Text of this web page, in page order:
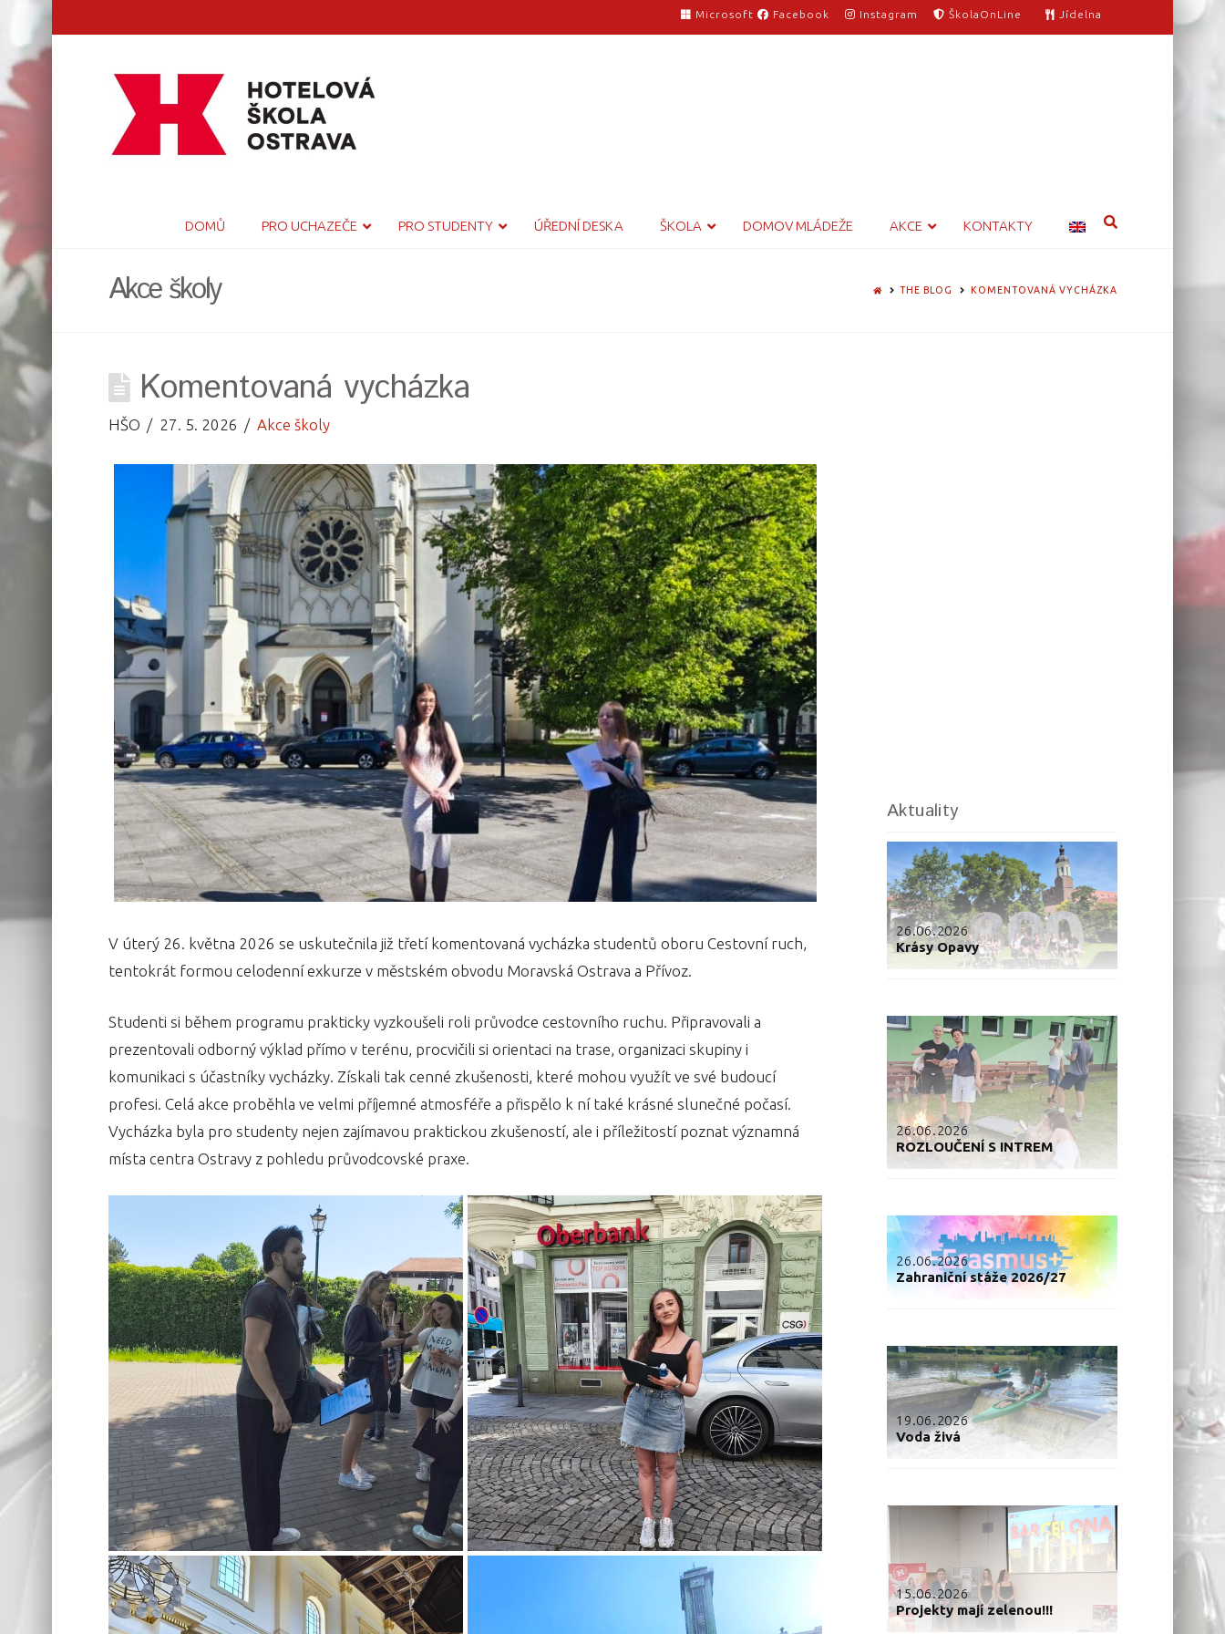
Microsoft Facebook Instagram ŠkolaOnLine Jídelna
DOMŮ PRO UCHAZEČE PRO STUDENTY ÚŘEDNÍ DESKA ŠKOLA DOMOV MLÁDEŽE AKCE KONTAKTY
Akce školy HOMETHE BLOG KOMENTOVANÁ VYCHÁZKA
Komentovaná vycházka
HŠO 27. 5. 2026 Akce školy
V úterý 26. května 2026 se uskutečnila již třetí komentovaná vycházka studentů oboru Cestovní ruch,
tentokrát formou celodenní exkurze v městském obvodu Moravská Ostrava a Přívoz.
Studenti si během programu prakticky vyzkoušeli roli průvodce cestovního ruchu. Připravovali a
prezentovali odborný výklad přímo v terénu, procvičili si orientaci na trase, organizaci skupiny i
komunikaci s účastníky vycházky. Získali tak cenné zkušenosti, které mohou využít ve své budoucí
profesi. Celá akce proběhla ve velmi příjemné atmosféře a přispělo k ní také krásné slunečné počasí.
Vycházka byla pro studenty nejen zajímavou praktickou zkušeností, ale i příležitostí poznat významná
místa centra Ostravy z pohledu průvodcovské praxe.
Aktuality
26.06.2026
Krásy Opavy
26.06.2026
ROZLOUČENÍ S INTREM
26.06.2026
Zahraniční stáže 2026/27
19.06.2026
Voda živá
15.06.2026
Projekty mají zelenou!!!